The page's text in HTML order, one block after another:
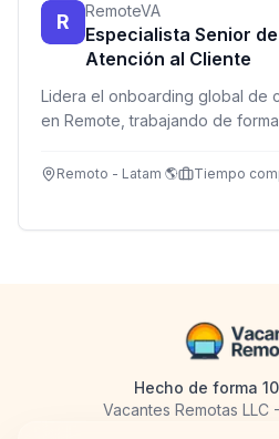
R RemoteVA
Especialista Senior
Atención al Cliente
Lidera el onboarding global de
en Remote, trabajando de
empleabilidad internacional.
Remoto - Latam 🌎
Tiempo
Hecho de forma
Vacantes Remotas LLC